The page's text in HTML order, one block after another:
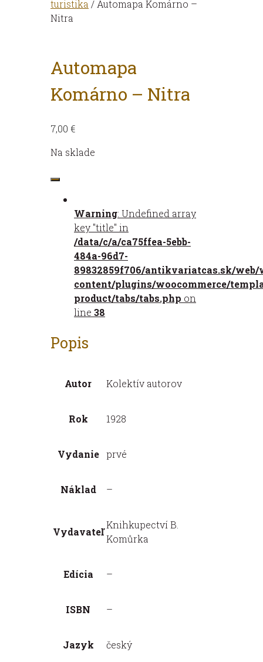
turistika / Automapa Komárno –
Nitra
Automapa
Komárno – Nitra
7,00 €
Na sklade
množstvo
Komárno
Warning: Undefined array
key "title" in
/data/c/a/ca75ffea-5ebb-
484a-96d7-
89832859f706/antikvariatcas.sk/web/
content/plugins/woocommerce/
product/tabs/tabs.php on
line 38
Popis
Autor Kolektív autorov
Rok 1928
Vydanie prvé
Náklad –
Vydavateľ
Knihkupectví B.
Komůrka
Edícia –
ISBN –
Jazyk český